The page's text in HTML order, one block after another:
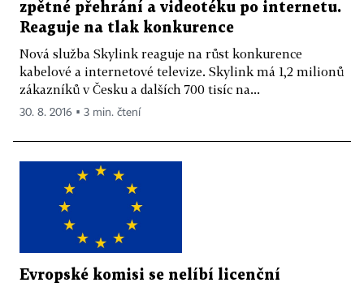
zpětné přehrání a videotéku po internetu.
Reaguje na tlak konkurence
Nová služba Skylink reaguje na růst konkurence
kabelové a internetové televize. Skylink má 1,2 milionů
zákazníků v Česku a dalších 700 tisíc na...
30. 8. 2016 ▪ 3 min. čtení
Evropské komisi se nelíbí licenční